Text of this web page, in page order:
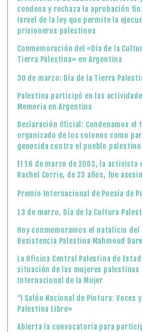
condena y rechaza la aprobación
Israel de la ley que permite la
prisioneros palestinos
Conmemoración del «Día de la
Tierra Palestina» en Argentina
30 de marzo: Día de la Tierra
Palestina participó en las
Memoria en Argentina
Declaración Oficial: Condenamos
organizado de los colonos como
genocida contra el pueblo
El 16 de marzo de 2003, la activista
Rachel Corrie, de 23 años, fue
Premio Internacional de Poesía de
13 de marzo, Día de la Cultura
Hoy conmemoramos el natalicio del
Resistencia Palestina Mahmoud
La Oficina Central Palestina de
situación de las mujeres palestinas
Internacional de la Mujer
“I Salón Nacional de Pintura: Voces
Palestina Libre»
Abierta la convocatoria para